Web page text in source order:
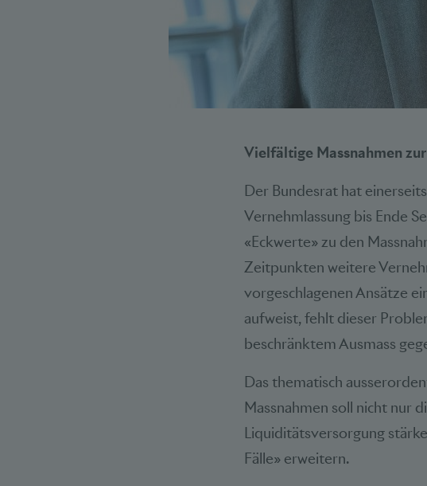
Vielfältige Massnahmen
Der Bundesrat hat
Vernehmlassung bis Ende
«Eckwerte» zu den
Zeitpunkten weitere
vorgeschlagenen Ansätze
aufweist, fehlt dieser
beschränktem Ausmass
Das thematisch
Massnahmen soll nicht nur
Liquiditätsversorgung
Fälle» erweitern.